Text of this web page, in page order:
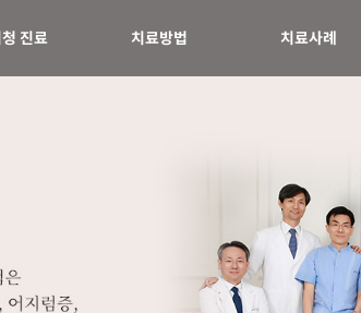
진료 치료방법 치료사례